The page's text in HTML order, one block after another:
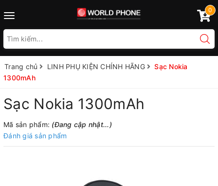
Toggle
0
Trang chủ LINH PHỤ KIỆN CHÍNH HÃNG
Sạc Nokia
1300mAh
Sạc Nokia 1300mAh
Mã sản phẩm: (Đang cập nhật...)
Đánh giá sản phẩm